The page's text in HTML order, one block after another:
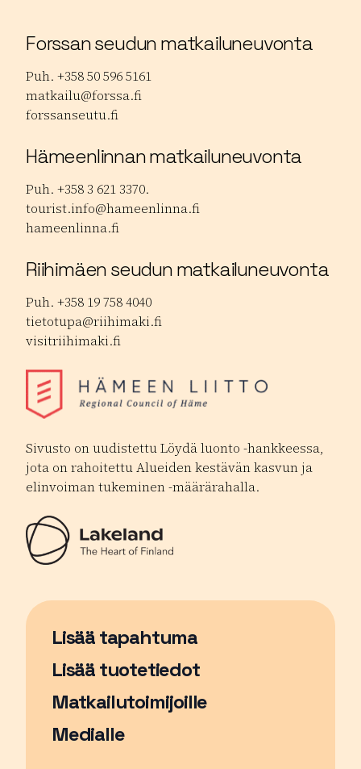
Forssan seudun matkailuneuvonta
Puh. +358 50 596 5161
matkailu@forssa.fi
forssanseutu.fi
Hämeenlinnan matkailuneuvonta
Puh. +358 3 621 3370.
tourist.info@hameenlinna.fi
hameenlinna.fi
Riihimäen seudun matkailuneuvonta
Puh. +358 19 758 4040
tietotupa@riihimaki.fi
visitriihimaki.fi
Sivusto on uudistettu Löydä luonto -hankkeessa,
jota on rahoitettu Alueiden kestävän kasvun ja
elinvoiman tukeminen -määrärahalla.
Lisää tapahtuma
Sivu avautuu uudessa ikkunassa
Lisää tuotetiedot
Matkailutoimijoille
Medialle